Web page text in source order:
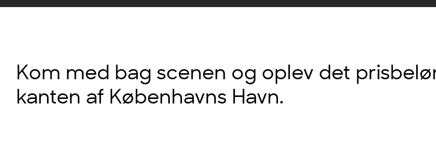
Kom med bag scenen og oplev det
kanten af Københavns Havn.